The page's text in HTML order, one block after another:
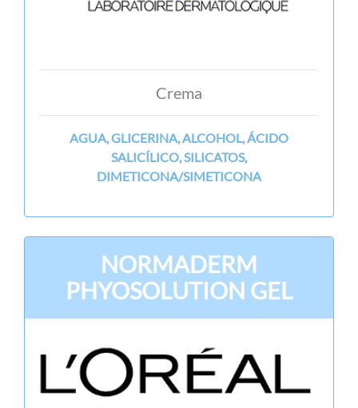
Crema
AGUA, GLICERINA, ALCOHOL, ÁCIDO
SALICÍLICO, SILICATOS,
DIMETICONA/SIMETICONA
NORMADERM
PHYOSOLUTION GEL